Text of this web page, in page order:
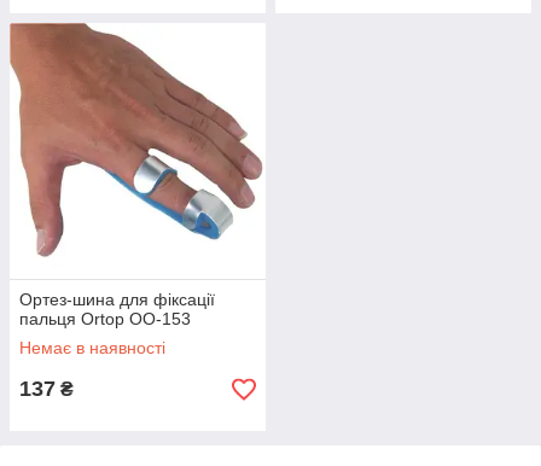
Ортез-шина для фіксації
пальця Ortop OO-153
Немає в наявності
137 ₴